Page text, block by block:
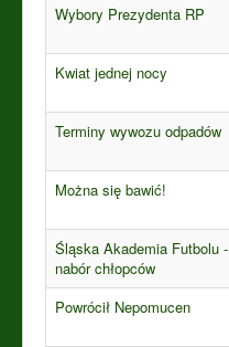
Wybory Prezydenta RP
Kwiat jednej nocy
Terminy wywozu odpadów
Można się bawić!
Śląska Akademia Futbolu -
nabór chłopców
Powrócił Nepomucen